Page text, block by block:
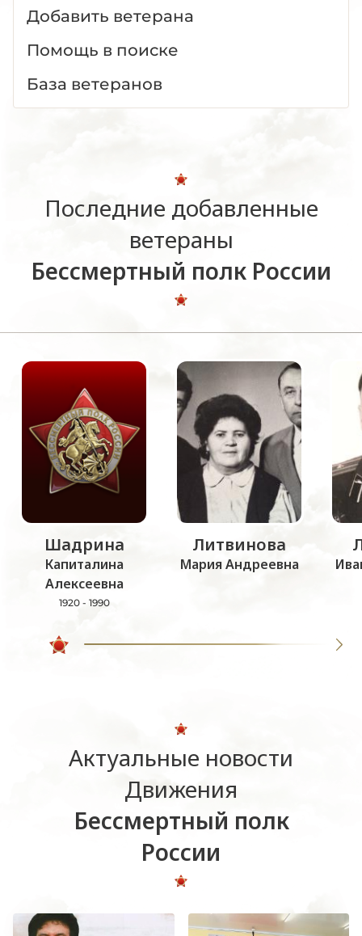
Добавить ветерана
Помощь в поиске
База ветеранов
Последние добавленные
ветераны
Бессмертный полк России
Шадрина
Капиталина
Алексеевна
1920 - 1990
Литвинова
Мария Андреевна
Актуальные новости
Движения
Бессмертный полк
России